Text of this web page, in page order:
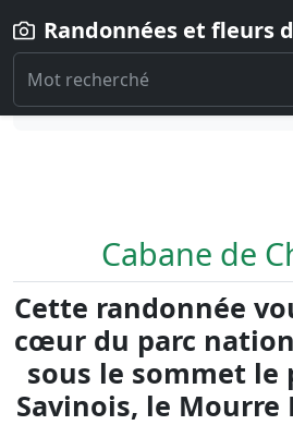
Randonnées et fleurs
Home
Randonnée Cabane-de-
Cabane de
Cette randonnée
cœur du parc
sous le sommet le
Savinois, le Mourre